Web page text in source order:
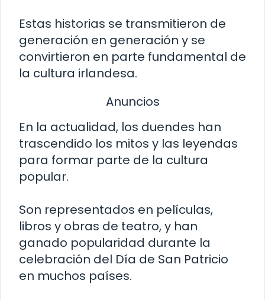
Estas historias se transmitieron de
generación en generación y se
convirtieron en parte fundamental de
la cultura irlandesa.
Anuncios
En la actualidad, los duendes han
trascendido los mitos y las leyendas
para formar parte de la cultura
popular.
Son representados en películas,
libros y obras de teatro, y han
ganado popularidad durante la
celebración del Día de San Patricio
en muchos países.